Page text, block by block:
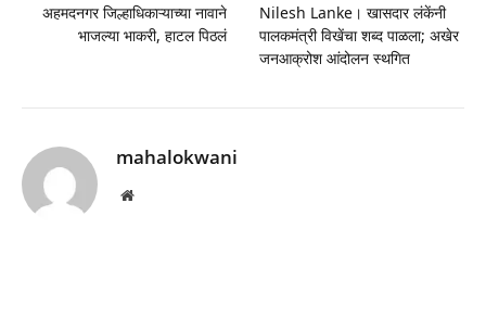
अहमदनगर जिल्हाधिकाऱ्याच्या नावाने
भाजल्या भाकरी, हाटल पिठलं
Nilesh Lanke। खासदार लंकेंनी
पालकमंत्री विखेंचा शब्द पाळला; अखेर
जनआक्रोश आंदोलन स्थगित
mahalokwani
Website